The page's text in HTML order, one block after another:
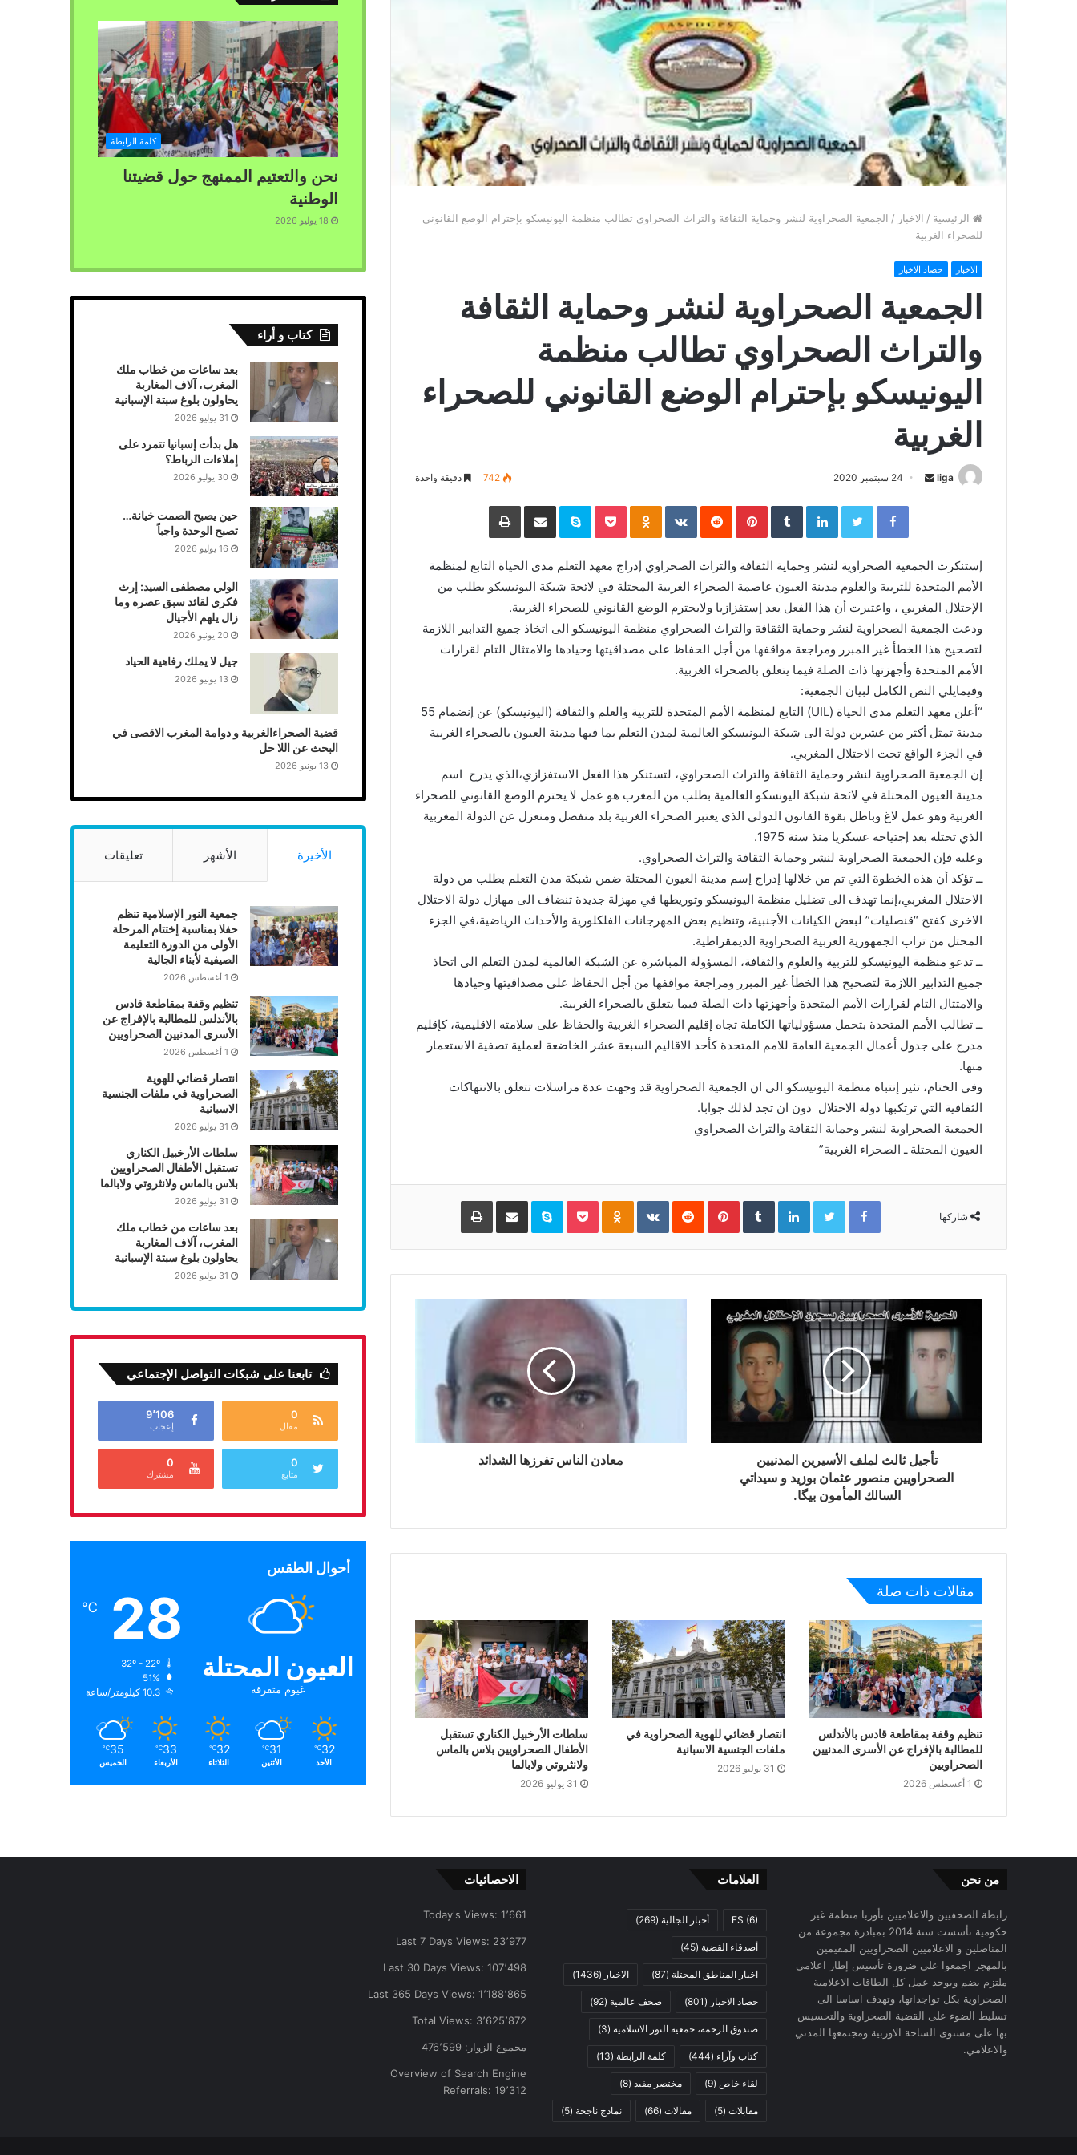
الرئيسية / الاخبار / الجمعية الصحراوية لنشر وحماية الثقافة والتراث الصحراوي تطالب منظمة اليونيسكو بإحترام الوضع القانوني
للصحراء الغربية
الاخبار حصاد الاخبار
الجمعية الصحراوية لنشر وحماية الثقافة
والتراث الصحراوي تطالب منظمة
اليونيسكو بإحترام الوضع القانوني للصحراء
الغربية
liga
n
e
m
a
l
24 سبتمبر 2020 742 دقيقة واحدة
Facebook
Twitter
LinkedIn
‏Tumblr
Pinterest
‏Reddit
‏VKontakte
Pocket
Skype مشاركة عبر البريد
إستنكرت الجمعية الصحراوية لنشر وحماية الثقافة والتراث الصحراوي إدراج معهد التعلم مدى الحياة التابع لمنظمة
الأمم المتحدة للتربية والعلوم مدينة العيون عاصمة الصحراء الغربية المحتلة في لائحة شبكة اليونيسكو بطلب من
الإحتلال المغربي ، واعتبرت أن هذا الفعل يعد إستفزازيا ولايحترم الوضع القانوني للصحراء الغربية.
ودعت الجمعية الصحراوية لنشر وحماية الثقافة والتراث الصحراوي منظمة اليونيسكو الى اتخاذ جميع التدابير اللازمة
لتصحيح هذا الخطأ غير المبرر ومراجعة مواقفها من أجل الحفاظ على مصداقيتها وحيادها والامتثال التام لقرارات
الأمم المتحدة وأجهزتها ذات الصلة فيما يتعلق بالصحراء الغربية.
وفيمايلي النص الكامل لبيان الجمعية:
“أعلن معهد التعلم مدى الحياة (UIL) التابع لمنظمة الأمم المتحدة للتربية والعلم والثقافة (اليونيسكو) عن إنضمام 55
مدينة تمثل أكثر من عشرين دولة الى شبكة اليونيسكو العالمية لمدن التعلم بما فيها مدينة العيون بالصحراء الغربية
في الجزء الواقع تحت الاحتلال المغربي.
إن الجمعية الصحراوية لنشر وحماية الثقافة والتراث الصحراوي، لتستنكر هذا الفعل الاستفزازي،الذي يدرج اسم
مدينة العيون المحتلة في لائحة شبكة اليونسكو العالمية بطلب من المغرب هو عمل لا يحترم الوضع القانوني للصحراء
الغربية وهو عمل لاغ وباطل بقوة القانون الدولي الذي يعتبر الصحراء الغربية بلد منفصل ومنعزل عن الدولة المغربية
الذي تحتله بعد إجتياحه عسكريا منذ سنة 1975.
وعليه فإن الجمعية الصحراوية لنشر وحماية الثقافة والتراث الصحراوي.
ــ تؤكد أن هذه الخطوة التي تم من خلالها إدراج إسم مدينة العيون المحتلة ضمن شبكة مدن التعلم بطلب من دولة
الاحتلال المغربي،إنما تهدف الى تضليل منظمة اليونيسكو وتوريطها في مهزلة جديدة تنضاف الى مهازل دولة الاحتلال
الاخرى كفتح “قنصليات” لبعض الكيانات الأجنبية، وتنظيم بعض المهرجانات الفلكلورية والأحداث الرياضية،في الجزء
المحتل من تراب الجمهورية العربية الصحراوية الديمقراطية.
ــ تدعو منظمة اليونيسكو للتربية والعلوم والثقافة، المسؤولة المباشرة عن الشبكة العالمية لمدن التعلم الى اتخاذ
جميع التدابير اللازمة لتصحيح هذا الخطأ غير المبرر ومراجعة مواقفها من أجل الحفاظ على مصداقيتها وحيادها
والامتثال التام لقرارات الأمم المتحدة وأجهزتها ذات الصلة فيما يتعلق بالصحراء الغربية.
ــ تطالب الأمم المتحدة بتحمل مسؤولياتها الكاملة تجاه إقليم الصحراء الغربية والحفاظ على سلامته الاقليمية، كإقليم
مدرج على جدول أعمال الجمعية العامة للامم المتحدة كأحد الاقاليم السبعة عشر الخاضعة لعملية تصفية الاستعمار
منها.
وفي الختام، تثير إنتباه منظمة اليونيسكو الى ان الجمعية الصحراوية قد وجهت عدة مراسلات تتعلق بالانتهاكات
الثقافية التي ترتكبها دولة الاحتلال دون ان تجد لذلك جوابا.
الجمعية الصحراوية لنشر وحماية الثقافة والتراث الصحراوي
العيون المحتلة ـ الصحراء الغربية”
شاركها
Facebook
Twitter
LinkedIn
‏Tumblr
Pinterest
‏Reddit
‏VKontakte
Pocket
Skype مشاركة عبر البريد
تأجيل ثالث لملف الأسيرين المدنيين
الصحراويين منصور عثمان بوزيد و سيداتي
السالك المأمون بيگا.
معادن الناس تفرزها الشدائد
مقالات ذات صلة
تنظيم وقفة بمقاطعة قادس بالأندلس
للمطالبة بالإفراج عن الأسرى المدنيين
الصحراويين
1 أغسطس 2026
انتصار قضائي للهوية الصحراوية في
ملفات الجنسية الاسبانية
31 يوليو 2026
سلطات الأرخبيل الكناري تستقبل
الأطفال الصحراويين بلاس بالماس
ولانثروتي ولابالما
31 يوليو 2026
كلمة الرابطة
نحن والتعتيم الممنهج حول قضيتنا
الوطنية
18 يوليو 2026
كتاب و أراء
بعد ساعات من خطاب ملك
المغرب، آلاف المغاربة
يحاولون بلوغ سبتة الإسبانية
31 يوليو 2026
هل بدأت إسبانيا تتمرد على
إملاءات الرباط؟
30 يوليو 2026
حين يصبح الصمت خيانة…
تصبح الوحدة واجباً
16 يوليو 2026
الولي مصطفى السيد: إرث
فكري لقائد سبق عصره وما
زال يلهم الأجيال
20 يونيو 2026
جيل لا يملك رفاهية الحياد
13 يونيو 2026
قضية الصحراءالغربية و دوامة المغرب الاقصى في
البحث عن اللا حل
13 يونيو 2026
الأخيرة الأشهر تعليقات
جمعية النور الإسلامية تنظم
حفلا بمناسبة إختتام المرحلة
الأولى من الدورة التعليمة
الصيفية لأبناء الجالية
1 أغسطس 2026
تنظيم وقفة بمقاطعة قادس
بالأندلس للمطالبة بالإفراج عن
الأسرى المدنيين الصحراويين
1 أغسطس 2026
انتصار قضائي للهوية
الصحراوية في ملفات الجنسية
الاسبانية
31 يوليو 2026
سلطات الأرخبيل الكناري
تستقبل الأطفال الصحراويين
بلاس بالماس ولانثروتي ولابالما
31 يوليو 2026
بعد ساعات من خطاب ملك
المغرب، آلاف المغاربة
يحاولون بلوغ سبتة الإسبانية
31 يوليو 2026
تابعنا على شبكات التواصل الإجتماعي
0
مقال
9٬106
إعجاب
0
متابع
0
مشترك
أحوال الطقس
العيون المحتلة
غيوم متفرقة
28
℃
51%
10.3 كيلومتر/ساعة
32
℃
الأحد
31
℃
الأثنين
32
℃
الثلاثاء
33
℃
الأربعاء
35
℃
الخميس
من نحن
رابطة الصحفيين والاعلاميين بأوربا منظمة غير
حكومية تأسست سنة 2014 بمبادرة مجموعة من
المناضلين و الاعلاميين الصحراويين المقيمين
بالمهجر اجمعوا على ضرورة تأسيس إطار اعلامي
ملتزم يضم ويوحد عمل كل الطاقات الاعلامية
الصحراوية بكل تواجداتها، وتهدف اساسا الى
تسليط الضوء على القضية الصحراوية والتحسيس
بها على مستوى الساحة الاوربية ومجتمعها المدني
والاعلامي.
العلامات
ES (6) أخبار الجالية (269)
أصدقاء القضية (45)
اخبار المناطق المحتلة (87) الاخبار (1436)
حصاد الاخبار (801) صحف عالمية (92)
صندوق الرحمة، جمعية النور الاسلامية (3)
كتاب وآراء (444) كلمة الرابطة (13)
لقاء خاص (9) مختصر مفيد (8)
مقابلات (5) مقالات (66) نماذج ناجحة (5)
الاحصائيات
Today's Views: 1٬661
Last 7 Days Views: 23٬977
Last 30 Days Views: 107٬498
Last 365 Days Views: 1٬188٬865
Total Views: 3٬625٬872
مجموع الزوار: 476٬599
Overview of Search Engine
Referrals: 19٬312